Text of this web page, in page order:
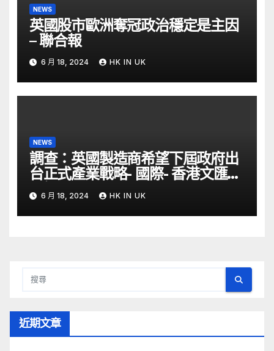
NEWS
英國股市歐洲奪冠政治穩定是主因
– 聯合報
6 月 18, 2024 HK IN UK
NEWS
調查：英國製造商希望下屆政府出
台正式產業戰略- 國際- 香港文匯網
– 文匯報
6 月 18, 2024 HK IN UK
近期文章